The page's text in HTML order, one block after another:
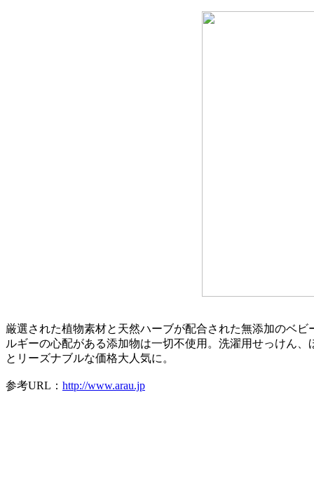
厳選された植物素材と天然ハーブが配合された無添加のベ
ルギーの心配がある添加物は一切不使用。洗濯用せっけん
とリーズナブルな価格大人気に。
参考URL： http://www.arau.jp